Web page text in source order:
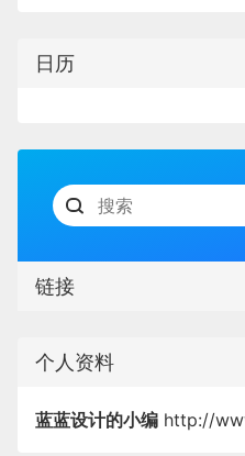
日历
链接
个人资料
蓝蓝设计的小编 http://